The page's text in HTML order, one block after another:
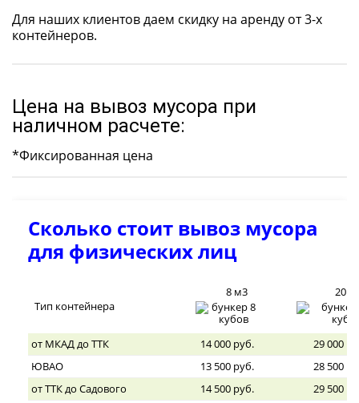
Для наших клиентов даем скидку на аренду от 3-х
контейнеров.
Цена на вывоз мусора при
наличном расчете:
*Фиксированная цена
Сколько стоит вывоз мусора
для физических лиц
Тип контейнера
8 м3 20
от МКАД до ТТК 14 000 руб.
29 000
ЮВАО
13 500 руб.
28 500
от ТТК до Садового
14 500 руб.
29 500